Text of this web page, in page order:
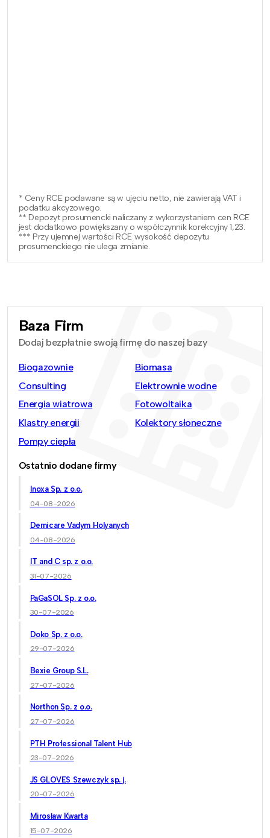
* Ceny RCE podawane są w ujęciu netto, nie zawierają VAT i
podatku akcyzowego.
** Depozyt prosumencki naliczany z wykorzystaniem cen RCE
jest dodatkowo powiększany o współczynnik korekcyjny 1,23.
*** Przy ujemnej wartości RCE wysokość depozytu
prosumenckiego nie ulega zmianie.
Baza Firm
Dodaj bezpłatnie swoją firmę do naszej bazy
Biogazownie
Biomasa
Consulting
Elektrownie wodne
Energia wiatrowa
Fotowoltaika
Klastry energii
Kolektory słoneczne
Pompy ciepła
Ostatnio dodane firmy
Inoxa Sp. z o.o.
04-08-2026
Demicare Vadym Holyanych
04-08-2026
IT and C sp. z o.o.
31-07-2026
PaGaSOL Sp. z o.o.
30-07-2026
Doko Sp. z o.o.
29-07-2026
Bexie Group S.L.
27-07-2026
Northon Sp. z o.o.
27-07-2026
PTH Professional Talent Hub
23-07-2026
JS GLOVES Szewczyk sp. j.
20-07-2026
Mirosław Kwarta
15-07-2026